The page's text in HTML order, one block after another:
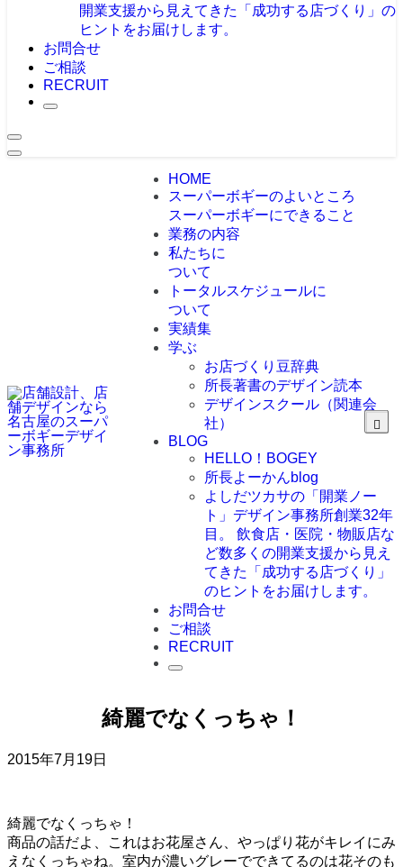
開業支援から見えてきた「成功する店づくり」の
ヒントをお届けします。
お問合せ
ご相談
RECRUIT
HOME
スーパーボギーのよいところ
スーパーボギーにできること
業務の内容
私たちに
ついて
トータルスケジュールに
ついて
実績集
学ぶ
お店づくり豆辞典
所長著書のデザイン読本
デザインスクール（関連会
社）
BLOG
HELLO！BOGEY
所長よーかんblog
よしだツカサの「開業ノー
ト」 デザイン事務所創業32年
目。 飲食店・医院・物販店な
ど数多くの開業支援から見え
てきた「成功する店づくり」
のヒントをお届けします。
お問合せ
ご相談
RECRUIT
綺麗でなくっちゃ！
2015年7月19日
綺麗でなくっちゃ！
商品の話だよ、これはお花屋さん、やっぱり花がキレイにみ
えなくっちゃね。室内が濃いグレーでできてるのは花そのも